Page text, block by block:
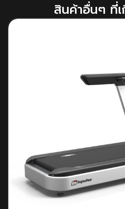
สินค้าอื่นๆ ที่